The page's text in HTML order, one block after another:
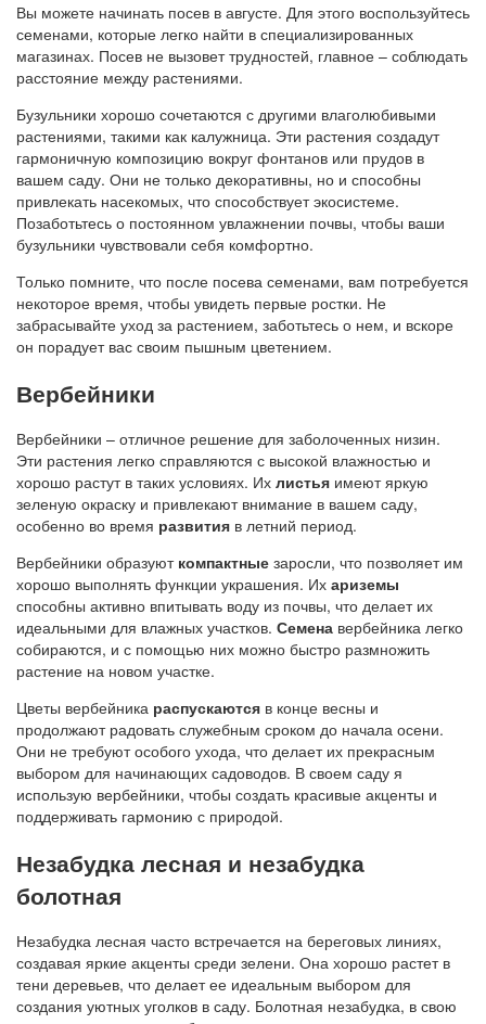
Вы можете начинать посев в августе. Для этого воспользуйтесь
семенами, которые легко найти в специализированных
магазинах. Посев не вызовет трудностей, главное – соблюдать
расстояние между растениями.
Бузульники хорошо сочетаются с другими влаголюбивыми
растениями, такими как калужница. Эти растения создадут
гармоничную композицию вокруг фонтанов или прудов в
вашем саду. Они не только декоративны, но и способны
привлекать насекомых, что способствует экосистеме.
Позаботьтесь о постоянном увлажнении почвы, чтобы ваши
бузульники чувствовали себя комфортно.
Только помните, что после посева семенами, вам потребуется
некоторое время, чтобы увидеть первые ростки. Не
забрасывайте уход за растением, заботьтесь о нем, и вскоре
он порадует вас своим пышным цветением.
Вербейники
Вербейники – отличное решение для заболоченных низин.
Эти растения легко справляются с высокой влажностью и
хорошо растут в таких условиях. Их листья имеют яркую
зеленую окраску и привлекают внимание в вашем саду,
особенно во время развития в летний период.
Вербейники образуют компактные заросли, что позволяет им
хорошо выполнять функции украшения. Их ариземы
способны активно впитывать воду из почвы, что делает их
идеальными для влажных участков. Семена вербейника легко
собираются, и с помощью них можно быстро размножить
растение на новом участке.
Цветы вербейника распускаются в конце весны и
продолжают радовать служебным сроком до начала осени.
Они не требуют особого ухода, что делает их прекрасным
выбором для начинающих садоводов. В своем саду я
использую вербейники, чтобы создать красивые акценты и
поддерживать гармонию с природой.
Незабудка лесная и незабудка
болотная
Незабудка лесная часто встречается на береговых линиях,
создавая яркие акценты среди зелени. Она хорошо растет в
тени деревьев, что делает ее идеальным выбором для
создания уютных уголков в саду. Болотная незабудка, в свою